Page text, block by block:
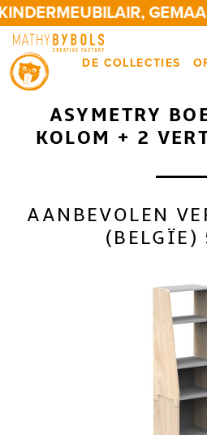
DE COLLECTIES
ASYMETRY
KOLOM + 2
AANBEVOLEN
(BELGÏE)